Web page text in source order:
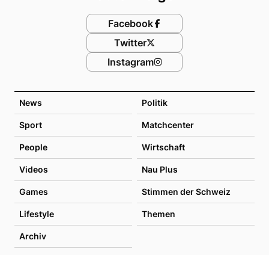
News Politik
Sport Matchcenter
People Wirtschaft
Videos Nau Plus
Games Stimmen der Schweiz
Lifestyle Themen
Archiv
Facebook
Twitter
Instagram